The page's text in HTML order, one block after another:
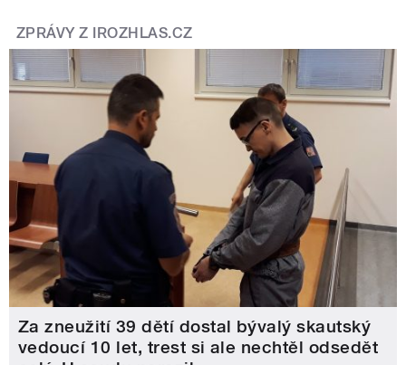
ZPRÁVY Z IROZHLAS.CZ
Za zneužití 39 dětí dostal bývalý skautský
vedoucí 10 let, trest si ale nechtěl odsedět